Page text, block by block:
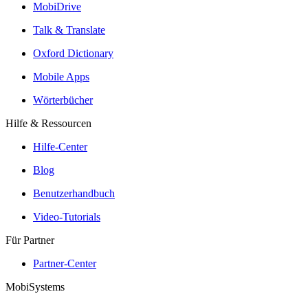
MobiDrive
Talk & Translate
Oxford Dictionary
Mobile Apps
Wörterbücher
Hilfe & Ressourcen
Hilfe-Center
Blog
Benutzerhandbuch
Video-Tutorials
Für Partner
Partner-Center
MobiSystems